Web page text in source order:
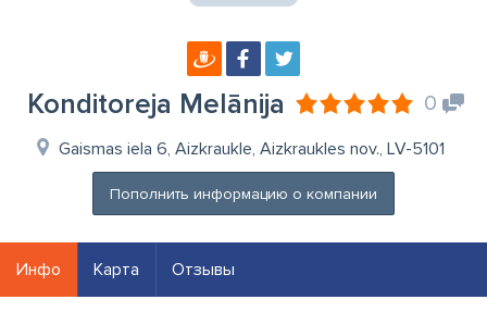
Konditoreja Melānija 0
Gaismas iela 6, Aizkraukle, Aizkraukles nov., LV-5101
Пополнить информацию о компании
Инфо Карта Отзывы